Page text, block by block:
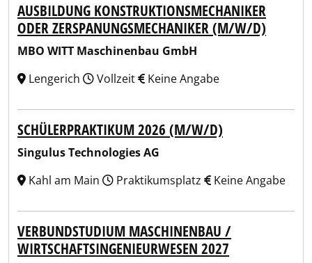
AUSBILDUNG KONSTRUKTIONSMECHANIKER
ODER ZERSPANUNGSMECHANIKER (M/W/D)
MBO WITT Maschinenbau GmbH
Lengerich
Vollzeit Keine Angabe
SCHÜLERPRAKTIKUM 2026 (M/W/D)
Singulus Technologies AG
Kahl am Main
Praktikumsplatz Keine Angabe
VERBUNDSTUDIUM MASCHINENBAU /
WIRTSCHAFTSINGENIEURWESEN 2027